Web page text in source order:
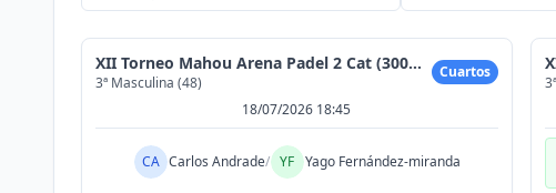
XII Torneo Mahou Arena Padel 2 Cat (300MAX)
3ª Masculina (48)
Cuartos
18/07/2026 18:45
CA Carlos Andrade/ YF Yago Fernández-miranda